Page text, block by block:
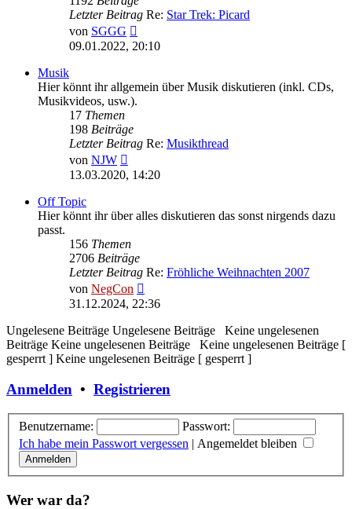
Letzter Beitrag Re: Star Trek: Picard
von SGGG
Beitrag
09.01.2022, 20:10
Musik
Hier könnt ihr allgemein über Musik diskutieren (inkl. CDs,
Musikvideos, usw.).
17 Themen
198 Beiträge
Letzter Beitrag Re: Musikthread
von NJW
Beitrag
13.03.2020, 14:20
Off Topic
Hier könnt ihr über alles diskutieren das sonst nirgends dazu
passt.
156 Themen
2706 Beiträge
Letzter Beitrag Re: Fröhliche Weihnachten 2007
von NegCon
Beitrag
31.12.2024, 22:36
Ungelesene Beiträge Ungelesene Beiträge Keine ungelesenen
Beiträge Keine ungelesenen Beiträge Keine ungelesenen Beiträge [
gesperrt ] Keine ungelesenen Beiträge [ gesperrt ]
Anmelden • Registrieren
Benutzername:
Passwort:
Ich habe mein Passwort vergessen | Angemeldet bleiben
Wer war da?